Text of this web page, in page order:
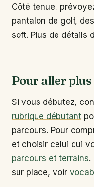
Côté tenue,
pantalon de golf,
soft. Plus de détails
Pour aller
Si vous débutez,
rubrique débutant
parcours. Pour
et choisir celui qui
parcours et terrains.
sur place, voir